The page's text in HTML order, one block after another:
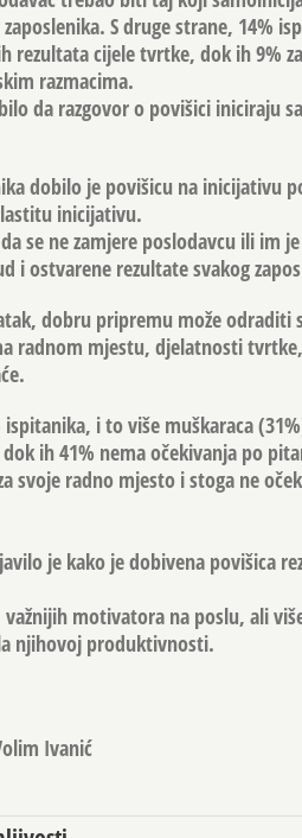
S druge strane, 14%
cijele tvrtke, dok ih 9%
razmacima.
da razgovor o povišici iniciraju
dobilo je povišicu na inicijativu
inicijativu.
se ne zamjere poslodavcu ili im
i ostvarene rezultate svakog
dobru pripremu može odraditi
radnom mjestu, djelatnosti
i to više muškaraca
ih 41% nema očekivanja po
svoje radno mjesto i stoga ne
je kako je dobivena povišica
motivatora na poslu, ali
njihovoj produktivnosti.
Ivanić